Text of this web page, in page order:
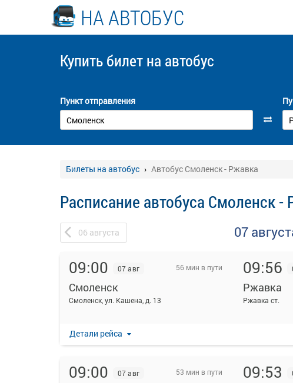
НА АВТОБУС
Купить билет на автобус
Пункт отправления
Билеты на автобус Автобус Смоленск - Ржавка
Расписание автобуса Смоленск -
06 августа 07
09:00 07 авг 56 мин в пути
Смоленск
Смоленск, ул. Кашена, д. 13
09:56
Ржавка
Ржавка ст.
Детали рейса
09:00 07 авг 53 мин в пути 09:53